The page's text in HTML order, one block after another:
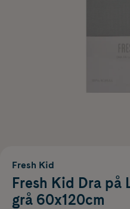
Fresh Kid
Fresh Kid Dra på
grå 60x120cm